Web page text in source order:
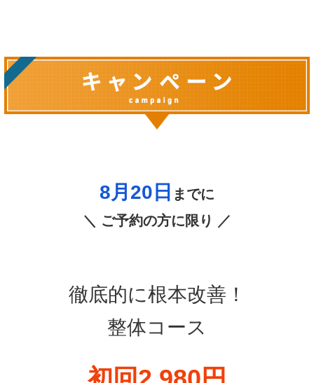
8月20日 までに
＼ ご予約の方に限り ／
徹底的に根本改善！
整体コース